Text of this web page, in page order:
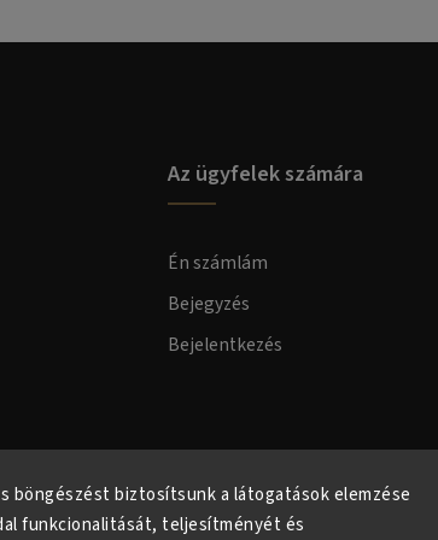
böngészést biztosítsunk a látogatások elemzése
funkcionalitását, teljesítményét és
Az ügyfelek számára
Én számlám
Bejegyzés
Bejelentkezés